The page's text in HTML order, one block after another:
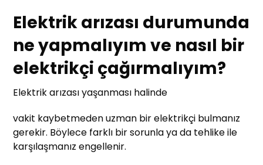
Elektrik arızası durumunda
ne yapmalıyım ve nasıl bir
elektrikçi çağırmalıyım?
Elektrik arızası yaşanması halinde
vakit kaybetmeden uzman bir elektrikçi bulmanız
gerekir. Böylece farklı bir sorunla ya da tehlike ile
karşılaşmanız engellenir.